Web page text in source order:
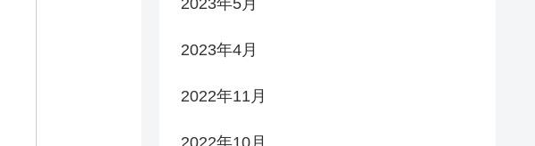
2023年5月
2023年4月
2022年11月